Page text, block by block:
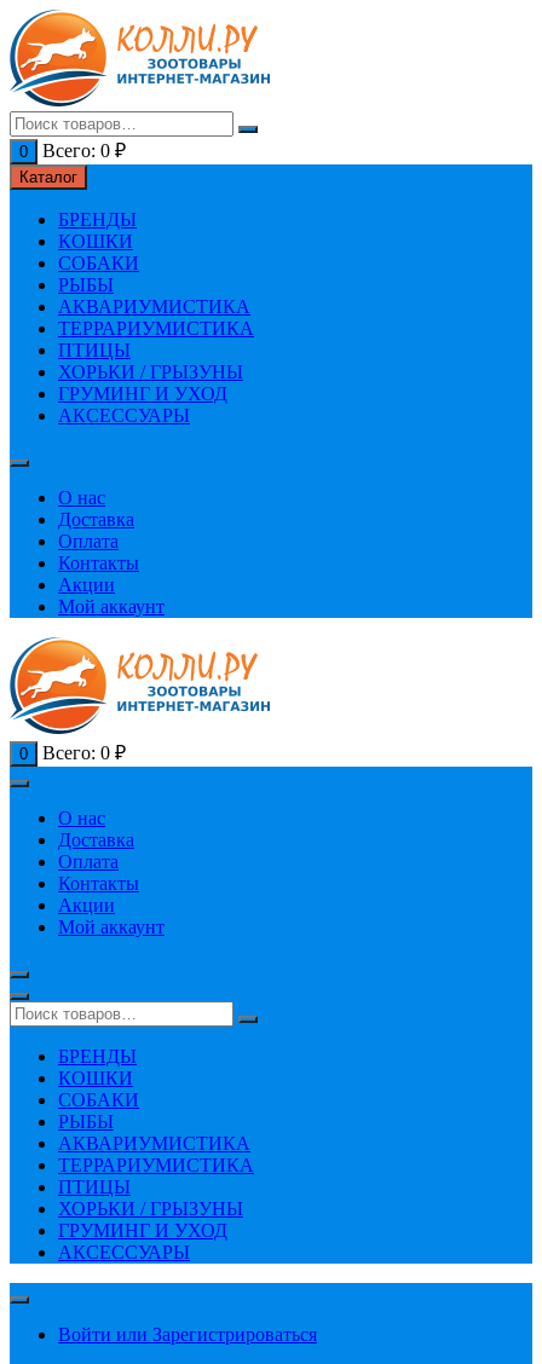
Перейти
к
содержимому
0 Всего: 0 ₽
Каталог
БРЕНДЫ
КОШКИ
СОБАКИ
РЫБЫ
АКВАРИУМИСТИКА
ТЕРРАРИУМИСТИКА
ПТИЦЫ
ХОРЬКИ / ГРЫЗУНЫ
ГРУМИНГ И УХОД
АКСЕССУАРЫ
О нас
Доставка
Оплата
Контакты
Акции
Мой аккаунт
0 Всего: 0 ₽
О нас
Доставка
Оплата
Контакты
Акции
Мой аккаунт
БРЕНДЫ
КОШКИ
СОБАКИ
РЫБЫ
АКВАРИУМИСТИКА
ТЕРРАРИУМИСТИКА
ПТИЦЫ
ХОРЬКИ / ГРЫЗУНЫ
ГРУМИНГ И УХОД
АКСЕССУАРЫ
Войти или Зарегистрироваться